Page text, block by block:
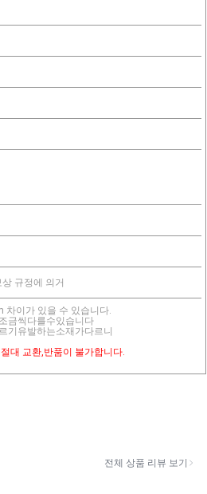
규정에 의거
차이가 있을 수 있습니다.
금씩다를수있습니다
기유발하는소재가다르니
대 교환,반품이 불가합니다.